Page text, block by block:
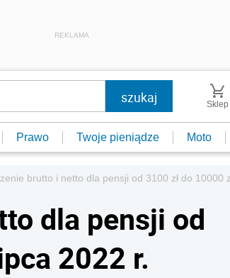
REKLAMA
Sklep
Prawo Twoje pieniądze Moto
brutto i netto dla pensji od 3100 zł do 10000
dla pensji od
2022 r.